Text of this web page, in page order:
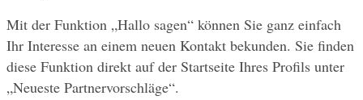
Mit der Funktion „Hallo sagen“ können Sie ganz einfach
Ihr Interesse an einem neuen Kontakt bekunden. Sie finden
diese Funktion direkt auf der Startseite Ihres Profils unter
„Neueste Partnervorschläge“.